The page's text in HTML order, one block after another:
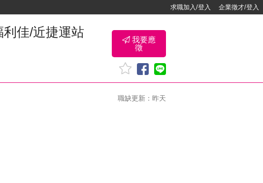
求職加入/登入 企業徵才/登入
佳/近捷運站
我要應
徵
職缺更新：昨天